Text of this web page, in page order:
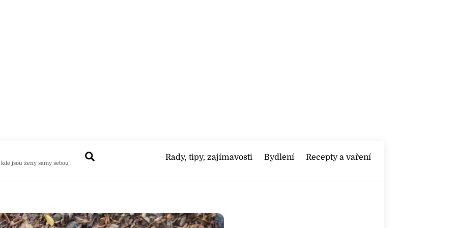
kde jsou ženy samy sebou
Rady, tipy, zajímavosti Bydlení Recepty a vaření